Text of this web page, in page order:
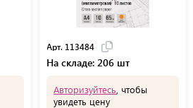
Арт. 113484
На складе: 206 шт
Авторизуйтесь , чтобы
увидеть цену